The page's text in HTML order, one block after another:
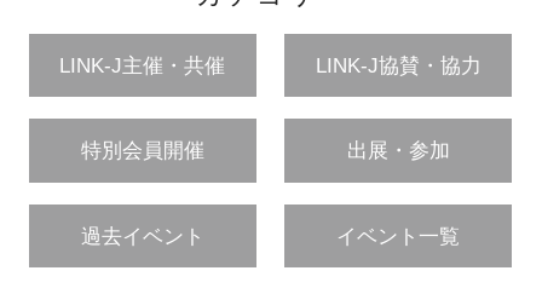
LINK-J主催・共催 LINK-J協賛・協力
特別会員開催 出展・参加
過去イベント イベント一覧